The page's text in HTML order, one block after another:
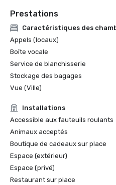
Prestations
Caractéristiques des
Appels (locaux)
Boîte vocale
Service de blanchisserie
Stockage des bagages
Vue (Ville)
Installations
Accessible aux fauteuils roulants
Animaux acceptés
Boutique de cadeaux sur place
Espace (extérieur)
Espace (privé)
Restaurant sur place